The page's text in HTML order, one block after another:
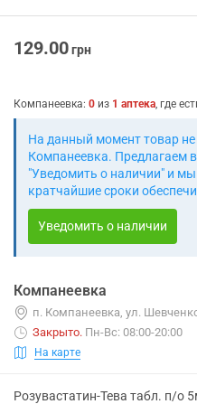
129.00грн
Компанеевка: 0 из 1 аптека, где
На данный момент товар не
Компанеевка. Предлагаем
"Уведомить о наличии" и
кратчайшие сроки
Уведомить о наличии
Компанеевка
п. Компанеевка, ул.
Закрыто. Пн-Вс: 08:00-20:00
На карте
Розувастатин-Тева табл. п/о